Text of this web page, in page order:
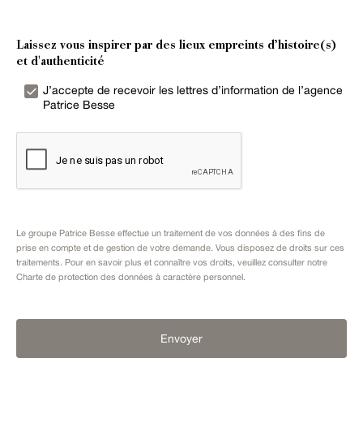
Laissez vous inspirer par des lieux empreints d’histoire(s)
et d'authenticité
J’accepte de recevoir les lettres d’information de l’agence
Patrice Besse
Le groupe Patrice Besse effectue un traitement de vos données à des fins de
prise en compte et de gestion de votre demande. Vous disposez de droits sur ces
traitements. Pour en savoir plus et connaître vos droits, veuillez consulter notre
Charte de protection des données à caractère personnel .
Envoyer